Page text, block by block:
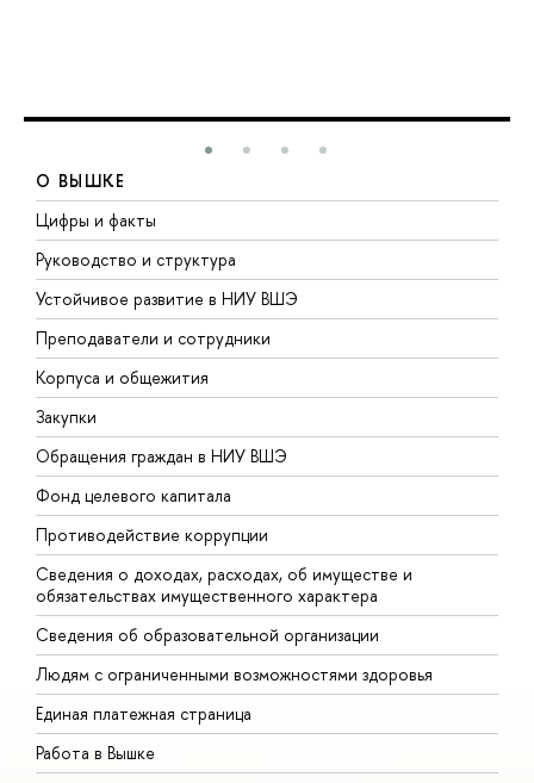
О ВЫШКЕ
Цифры и факты
Руководство и структура
Устойчивое развитие в НИУ ВШЭ
Преподаватели и сотрудники
Корпуса и общежития
Закупки
Обращения граждан в НИУ ВШЭ
Фонд целевого капитала
Противодействие коррупции
Сведения о доходах, расходах, об имуществе и
обязательствах имущественного характера
Сведения об образовательной организации
Людям с ограниченными возможностями здоровья
Единая платежная страница
Работа в Вышке